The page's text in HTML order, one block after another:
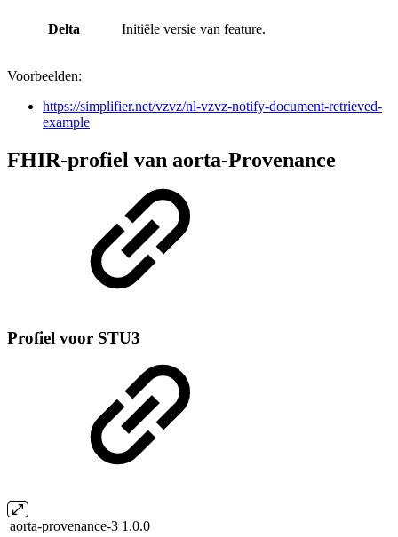
Delta Initiële versie van feature.
Voorbeelden:
https://simplifier.net/vzvz/nl-vzvz-notify-document-retrieved-
example
FHIR-profiel van aorta-Provenance
Profiel voor STU3
aorta-provenance-3 1.0.0